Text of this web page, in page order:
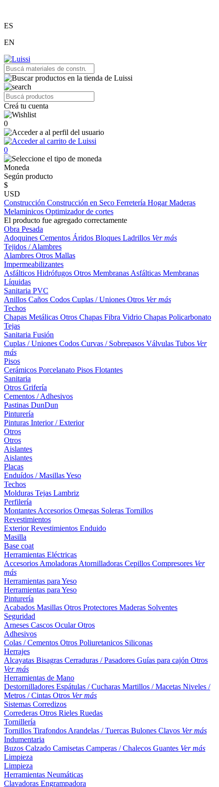
ES
EN
Creá tu cuenta
0
0
Moneda
Según producto
$
USD
Construcción Construcción en Seco Ferretería HogarMaderas
Melaminicos Optimizador de cortes
El producto fue agregado correctamente
Obra Pesada
Adoquines Cementos Áridos Bloques Ladrillos Ver más
Tejidos / Alambres
Alambres Otros Mallas
Impermeabilizantes
Asfálticos Hidrófugos Otros Membranas Asfálticas Membranas
Líquidas
Sanitaria PVC
Anillos Caños Codos Cuplas / Uniones Otros Ver más
Techos
Chapas Metálicas Otros Chapas Fibra Vidrio Chapas Policarbonato
Tejas
Sanitaria Fusión
Cuplas / Uniones Codos Curvas / Sobrepasos Válvulas Tubos Ver
más
Pisos
Cerámicos Porcelanato Pisos Flotantes
Sanitaria
Otros Grifería
Cementos / Adhesivos
Pastinas DunDun
Pinturería
Pinturas Interior / Exterior
Otros
Otros
Aislantes
Aislantes
Placas
Enduídos / MasillasYeso
Techos
Molduras Tejas Lambriz
Perfilería
Montantes Accesorios Omegas Soleras Tornillos
Revestimientos
ExteriorRevestimientos Enduido
Masilla
Base coat
Herramientas Eléctricas
Accesorios Amoladoras Atornilladoras Cepillos Compresores Ver
más
Herramientas para Yeso
Herramientas para Yeso
Pinturería
Acabados Masillas Otros Protectores Maderas Solventes
Seguridad
Arneses Cascos OcularOtros
Adhesivos
Colas / Cementos Otros Poliuretanicos Siliconas
Herrajes
Alcayatas Bisagras Cerraduras / Pasadores Guías para cajón Otros
Ver más
Herramientas de Mano
Destornilladores Espátulas / Cucharas Martillos / Macetas Niveles /
Metros / Cintas Otros Ver más
Sistemas Corredizos
Correderas Otros Rieles Ruedas
Tornillería
Tornillos Tirafondos Arandelas / Tuercas Bulones Clavos Ver más
Indumentaria
Buzos Calzado Camisetas Camperas / Chalecos Guantes Ver más
Limpieza
Limpieza
Herramientas Neumáticas
Clavadoras Engrampadora